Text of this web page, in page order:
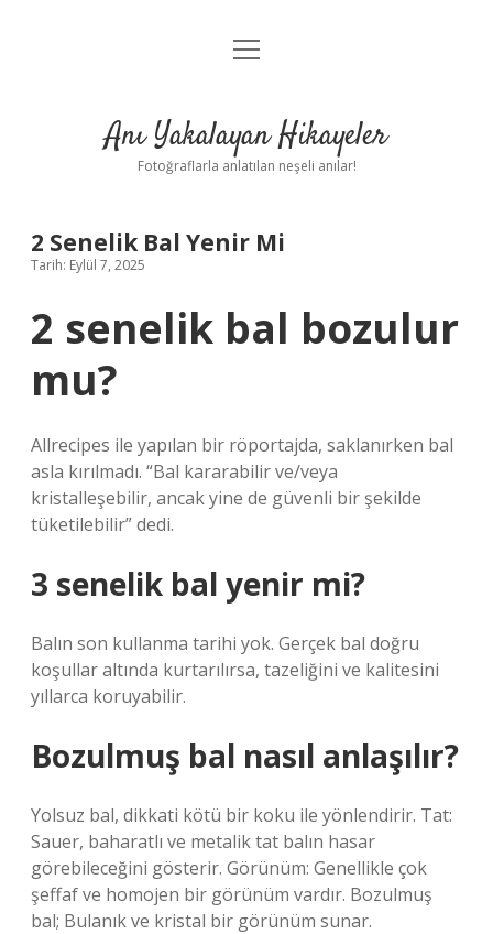
Anasayfa
Yasal Uyarı
menüyü
Anı Yakalayan Hikayeler
Fotoğraflarla anlatılan neşeli anılar!
2 Senelik Bal Yenir Mi
Tarih: Eylül 7, 2025
2 senelik bal bozulur
mu?
Allrecipes ile yapılan bir röportajda, saklanırken bal
asla kırılmadı. “Bal kararabilir ve/veya
kristalleşebilir, ancak yine de güvenli bir şekilde
tüketilebilir” dedi.
3 senelik bal yenir mi?
Balın son kullanma tarihi yok. Gerçek bal doğru
koşullar altında kurtarılırsa, tazeliğini ve kalitesini
yıllarca koruyabilir.
Bozulmuş bal nasıl anlaşılır?
Yolsuz bal, dikkati kötü bir koku ile yönlendirir. Tat:
Sauer, baharatlı ve metalik tat balın hasar
görebileceğini gösterir. Görünüm: Genellikle çok
şeffaf ve homojen bir görünüm vardır. Bozulmuş
bal; Bulanık ve kristal bir görünüm sunar.